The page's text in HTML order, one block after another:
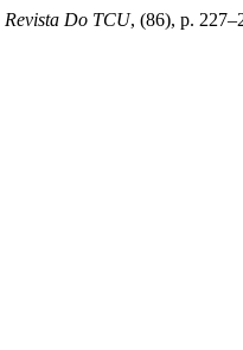
Revista Do TCU, (86), p.